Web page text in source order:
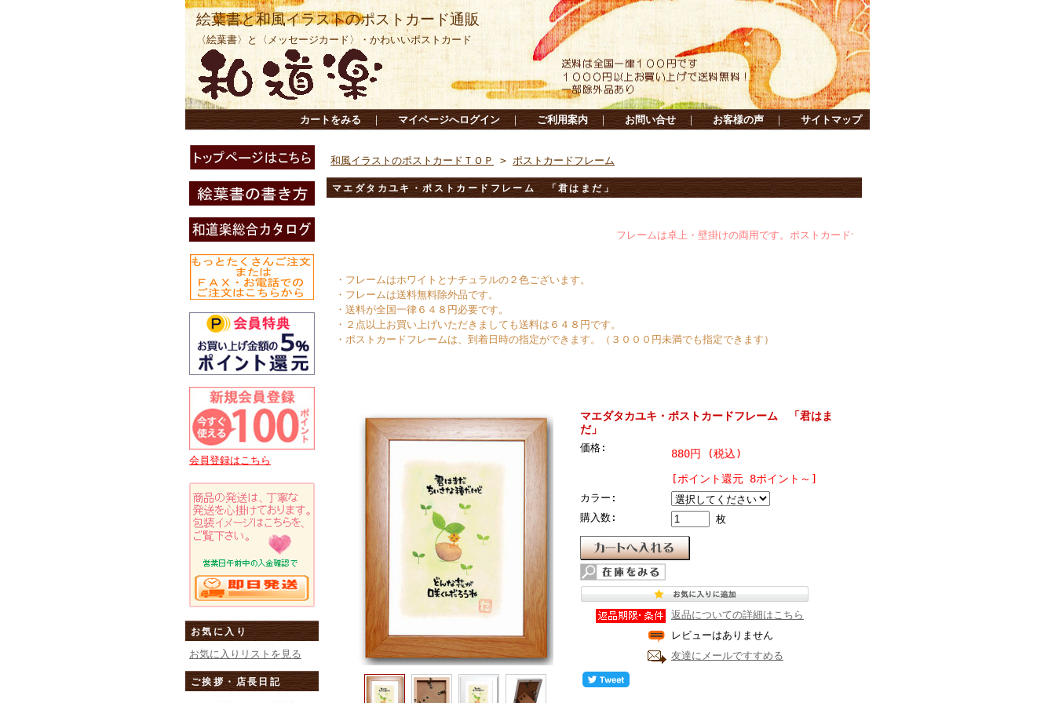
絵葉書と和風イラストのポストカード通販
〈絵葉書〉と〈メッセージカード〉・かわいいポストカード
カートをみる ｜ マイページへログイン ｜ ご利用案内 ｜ お問い合せ ｜ お客様の声 ｜ サイトマップ
会員登録はこちら
お気に入り
お気に入りリストを見る
ご挨拶・店長日記
和風イラストのポストカードＴＯＰ > ポストカードフレーム
マエダタカユキ・ポストカードフレーム 「君はまだ」
フレームは卓上・壁掛けの両用です。ポストカードサイズなので、いろんなところに飾れちゃいます・・
・フレームはホワイトとナチュラルの２色ございます。
・フレームは送料無料除外品です。
・送料が全国一律６４８円必要です。
・２点以上お買い上げいただきましても送料は６４８円です。
・ポストカードフレームは、到着日時の指定ができます。（３０００円未満でも指定できます）
マエダタカユキ・ポストカードフレーム 「君はま
だ」
価格:
880円 (税込)
[ポイント還元 8ポイント～]
カラー:
購入数:
枚
返品についての詳細はこちら
レビューはありません
友達にメールですすめる